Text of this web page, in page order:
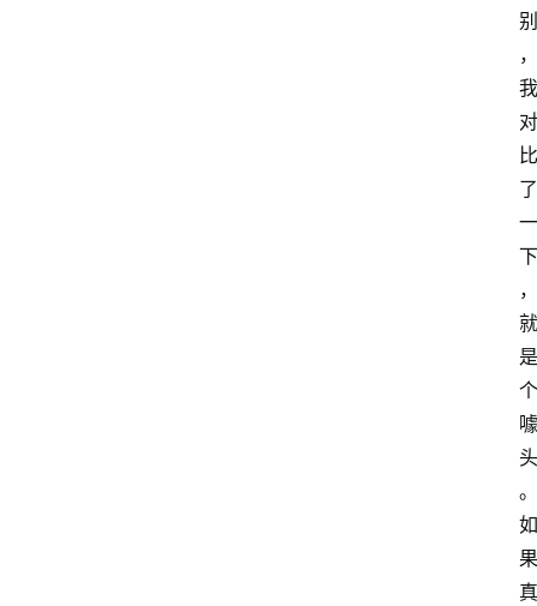
别
，
我
对
比
了
一
下
，
就
是
个
噱
头
。
如
果
真